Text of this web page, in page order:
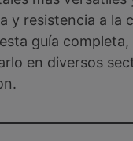
y resistencia a
guía
en diversos